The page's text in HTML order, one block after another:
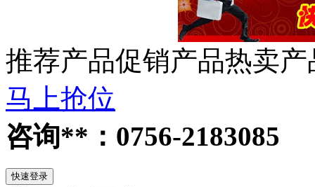
推荐产品促销产品热卖产
马上抢位
咨询**：0756-2183085